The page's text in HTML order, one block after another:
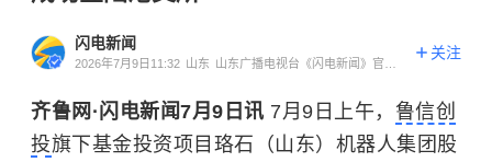
闪电新闻
2026年7月9日11:32 山东 山东广播电视台《闪电新闻》官方
关注
齐鲁网·闪电新闻7月9日讯 7月9日上午， 鲁信创
投旗下基金投资项目珞石（山东）机器人集团股